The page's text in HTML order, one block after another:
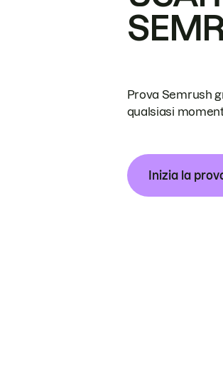
Prova Semrush
qualsiasi
Inizia la